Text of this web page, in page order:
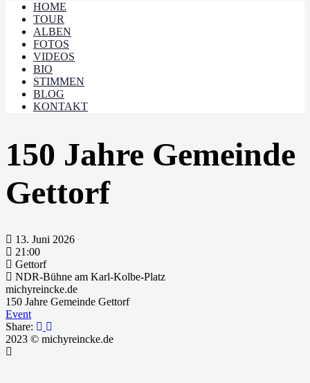
HOME
TOUR
ALBEN
FOTOS
VIDEOS
BIO
STIMMEN
BLOG
KONTAKT
150 Jahre Gemeinde
Gettorf
13. Juni 2026
21:00
Gettorf
NDR-Bühne am Karl-Kolbe-Platz
michyreincke.de
150 Jahre Gemeinde Gettorf
Event
Share:
2023 © michyreincke.de